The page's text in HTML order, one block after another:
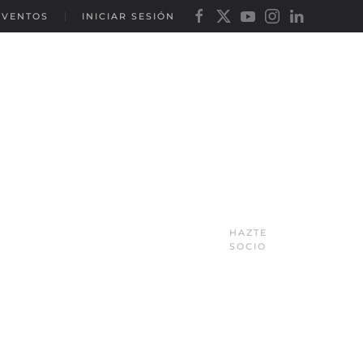
INICIAR SESIÓN
HAZTE
SOCIO